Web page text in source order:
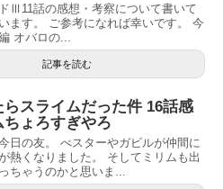
Ⅲ11話の感想・考察について書いて
ます。 ご参考になれば幸いです。 今
オバロの...
記事を読む
らスライムだった件 16話感
ょろすぎやろ
日の友。 べスターやガビルが仲間に
熱くなりました。 そしてミリムも出
ちゃうのかと思いま...